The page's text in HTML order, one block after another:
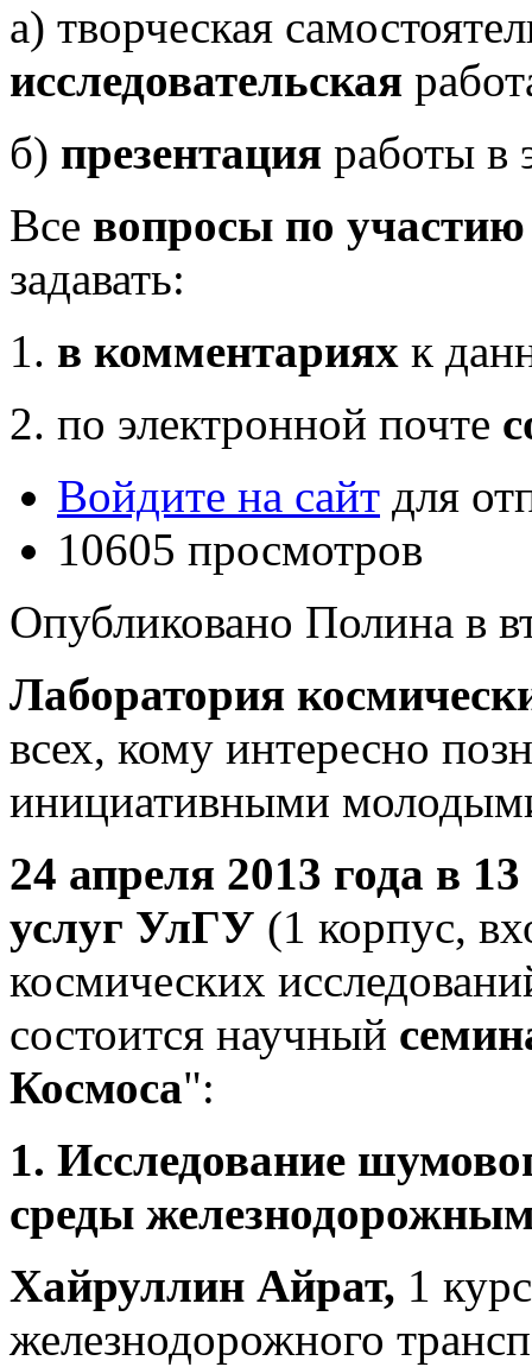
а) творческая
исследовательская
б) презентация работы в
Все вопросы по
задавать:
1. в комментариях к
2. по электронной почте
Войдите на сайт для
10605 просмотров
Опубликовано Полина в
Лаборатория
всех, кому интересно
инициативными
24 апреля 2013 года в 13
услуг УлГУ (1 корпус,
космических
состоится научный
Космоса":
1. Исследование
среды
Хайруллин Айрат, 1
железнодорожного